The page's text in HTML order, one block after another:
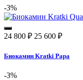
-3%
24 800 ₽ 25 600 ₽
Биокамин Kratki Papa
-3%